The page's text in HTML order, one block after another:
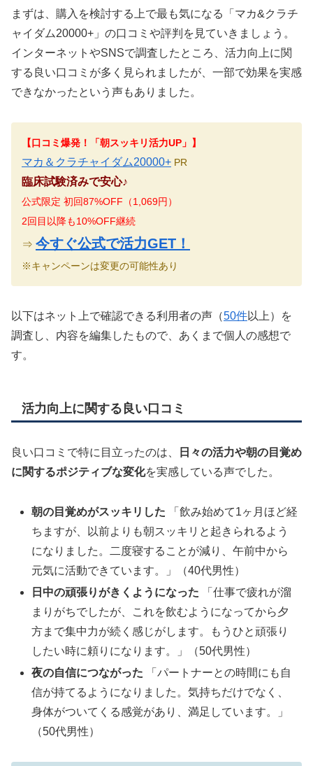
まずは、購入を検討する上で最も気になる「マカ&クラチ
ャイダム20000+」の口コミや評判を見ていきましょう。
インターネットやSNSで調査したところ、活力向上に関
する良い口コミが多く見られましたが、一部で効果を実感
できなかったという声もありました。
【口コミ爆発！「朝スッキリ活力UP」】
マカ＆クラチャイダム20000+ PR
臨床試験済みで安心♪
公式限定 初回87%OFF（1,069円）
2回目以降も10%OFF継続
⇒ 今すぐ公式で活力GET！
※キャンペーンは変更の可能性あり
以下はネット上で確認できる利用者の声（50件以上）を
調査し、内容を編集したもので、あくまで個人の感想で
す。
活力向上に関する良い口コミ
良い口コミで特に目立ったのは、
日々の活力や朝の目覚め
に関するポジティブな変化を実感している声でした。
朝の目覚めがスッキリした 「飲み始めて1ヶ月ほど経
ちますが、以前よりも朝スッキリと起きられるよう
になりました。二度寝することが減り、午前中から
元気に活動できています。」（40代男性）
日中の頑張りがきくようになった 「仕事で疲れが溜
まりがちでしたが、これを飲むようになってから夕
方まで集中力が続く感じがします。もうひと頑張り
したい時に頼りになります。」（50代男性）
夜の自信につながった 「パートナーとの時間にも自
信が持てるようになりました。気持ちだけでなく、
身体がついてくる感覚があり、満足しています。」
（50代男性）